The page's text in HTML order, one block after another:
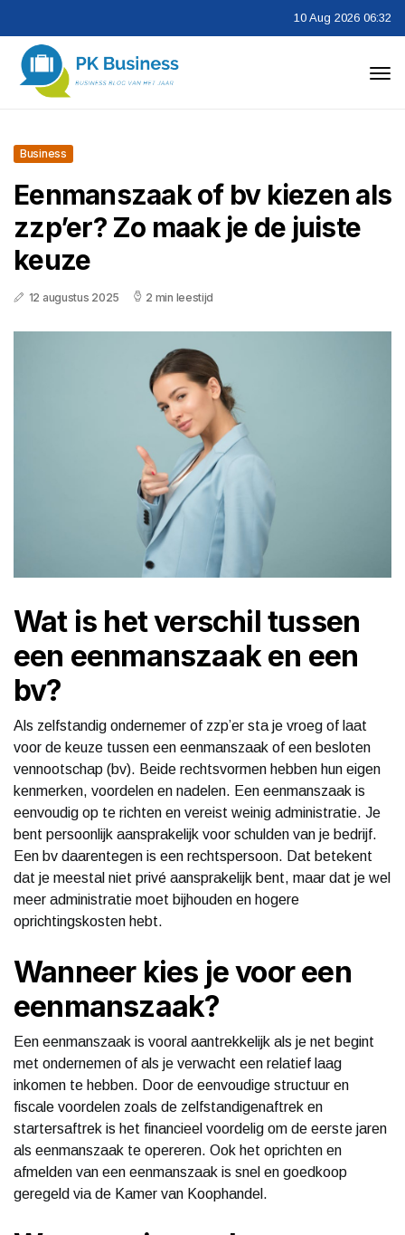
10 Aug 2026 06:32
Business
Eenmanszaak of bv kiezen als
zzp’er? Zo maak je de juiste
keuze
12 augustus 2025 2 min leestijd
Wat is het verschil tussen
een eenmanszaak en een
bv?
Als zelfstandig ondernemer of zzp’er sta je vroeg of laat
voor de keuze tussen een eenmanszaak of een besloten
vennootschap (bv). Beide rechtsvormen hebben hun eigen
kenmerken, voordelen en nadelen. Een eenmanszaak is
eenvoudig op te richten en vereist weinig administratie. Je
bent persoonlijk aansprakelijk voor schulden van je bedrijf.
Een bv daarentegen is een rechtspersoon. Dat betekent
dat je meestal niet privé aansprakelijk bent, maar dat je wel
meer administratie moet bijhouden en hogere
oprichtingskosten hebt.
Wanneer kies je voor een
eenmanszaak?
Een eenmanszaak is vooral aantrekkelijk als je net begint
met ondernemen of als je verwacht een relatief laag
inkomen te hebben. Door de eenvoudige structuur en
fiscale voordelen zoals de zelfstandigenaftrek en
startersaftrek is het financieel voordelig om de eerste jaren
als eenmanszaak te opereren. Ook het oprichten en
afmelden van een eenmanszaak is snel en goedkoop
geregeld via de Kamer van Koophandel.